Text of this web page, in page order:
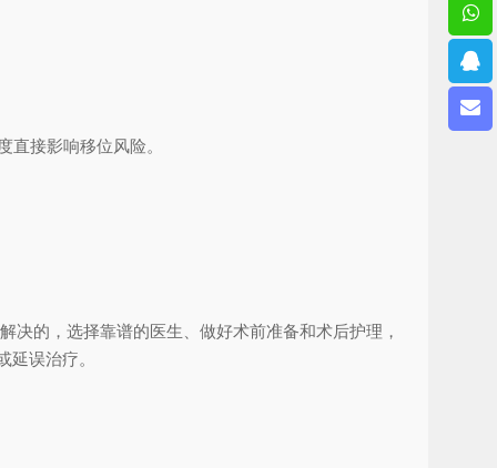
接影响移位风险。
的，选择靠谱的医生、做好术前准备和术后护理，
误治疗。